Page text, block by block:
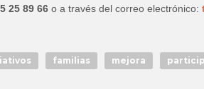
25 89 66 o a través del correo electrónico:
familias mejora